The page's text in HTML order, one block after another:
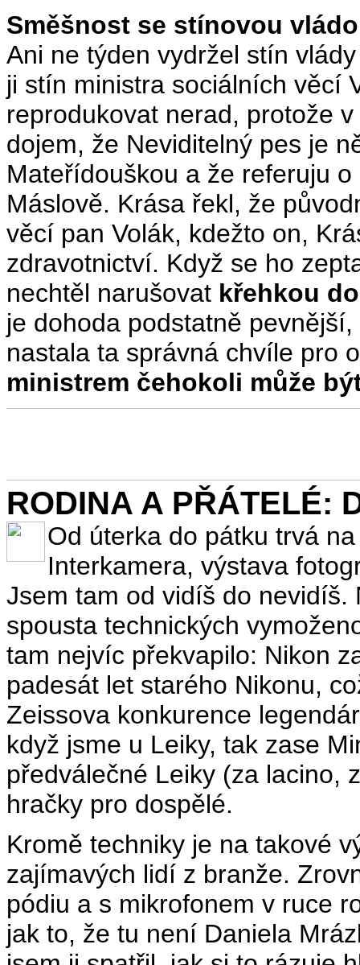
Směšnost se stínovou
Ani ne týden vydržel stín
ji stín ministra sociálních věcí
reprodukovat nerad, protože
dojem, že Neviditelný pes je
Mateřídouškou a že referuju
Máslově. Krása řekl, že
věcí pan Volák, kdežto on,
zdravotnictví. Když se ho
nechtěl narušovat křehkou
je dohoda podstatně
nastala ta správná chvíle pro
ministrem čehokoli může
RODINA A PŘÁTELÉ:
Od úterka do pátku trvá
Interkamera, výstava
Jsem tam od vidíš do nevidíš.
spousta technických
tam nejvíc překvapilo: Nikon
padesát let starého Nikonu,
Zeissova konkurence
když jsme u Leiky, tak zase
předválečné Leiky (za lacino,
hračky pro dospělé.
Kromě techniky je na takové
zajímavých lidí z branže.
pódiu a s mikrofonem v ruce
jak to, že tu není Daniela